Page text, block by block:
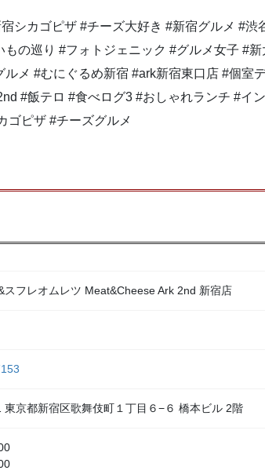
シカゴピザ #チーズ大好き #新宿グルメ #渋
の巡り #フォトジェニック #グルメ女子 #
メ #むにぐるめ新宿 #ark新宿東口店 #個室
#飯テロ #食べログ3 #おしゃれランチ #イ
ゴピザ #チーズグルメ
スフレオムレツ Meat&Cheese Ark 2nd 新宿店
東京都新宿区歌舞伎町１丁目６−６ 橋本ビル 2階